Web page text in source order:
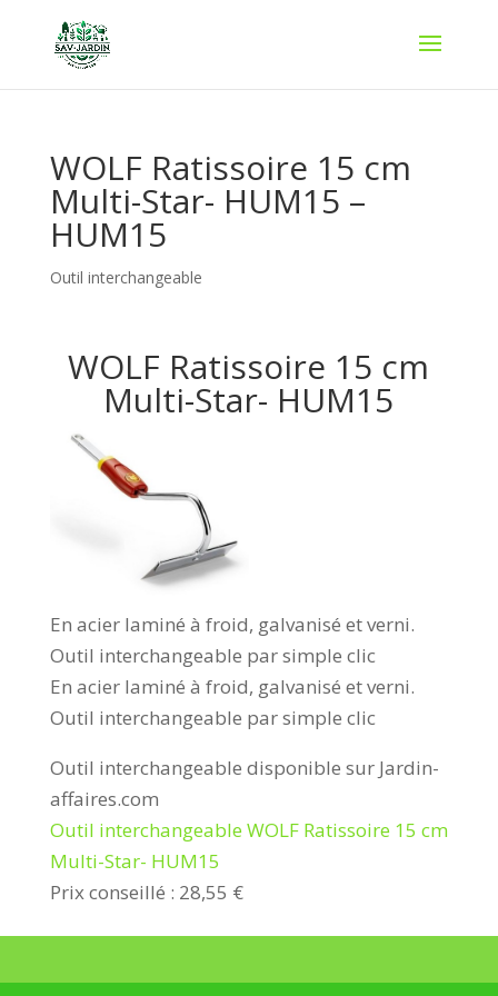
WOLF Ratissoire 15 cm
Multi-Star- HUM15 –
HUM15
Outil interchangeable
WOLF Ratissoire 15 cm
Multi-Star- HUM15
En acier laminé à froid, galvanisé et verni.
Outil interchangeable par simple clic
En acier laminé à froid, galvanisé et verni.
Outil interchangeable par simple clic
Outil interchangeable disponible sur Jardin-
affaires.com
Outil interchangeable WOLF Ratissoire 15 cm
Multi-Star- HUM15
Prix conseillé : 28,55 €